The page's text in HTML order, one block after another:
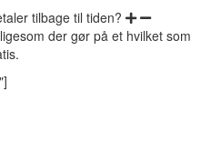
tilbage til tiden?
der gør på et hvilket som